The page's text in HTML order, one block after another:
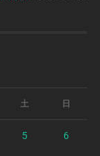
土 日
5 6